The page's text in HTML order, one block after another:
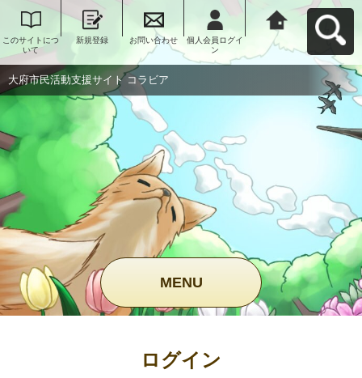
このサイトにつ
いて
新規登録 お問い合わせ
個人会員ログイ
ン
大府市民活動支
援サイト コラビ
アへ戻る
大府市民活動支援サイト コラビア
MENU
ログイン